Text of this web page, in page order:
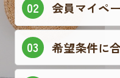
会員マイペ
希望条件に